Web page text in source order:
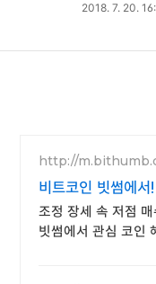
2018. 7. 20.
http://
비트코인 빗썸에서
5만원 혜택
조정 장세 속 저점
빗썸에서 관심 코인